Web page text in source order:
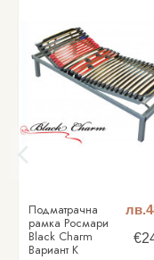
Подматрачна
рамка Росмари
Black Charm
Вариант К